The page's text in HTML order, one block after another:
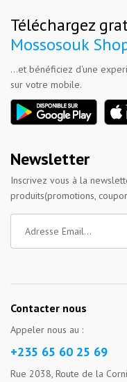
Téléchargez
Mossosouk
...et bénéficiez d'une
sur votre mobile.
Newsletter
Inscrivez vous à la
produits(promotions,
Contacter nous
Appeler nous au :
+235 65 60 25 69
Rue 2038, Route de la